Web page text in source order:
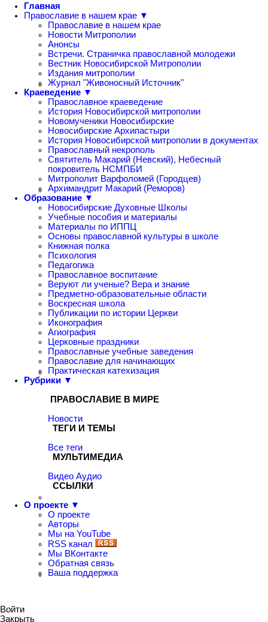
Главная
Православие в нашем крае ▼
Православие в нашем крае
Новости Митрополии
Анонсы
Встречи. Страничка православной молодежи
Вестник Новосибирской Митрополии
Издания митрополии
Журнал "Живоносный Источник"
Краеведение ▼
Православное краеведение
История Новосибирской митрополии
Новомученики Новосибирские
Новосибирские Архипастыри
История Новосибирской митрополии в документах
Православный некрополь
Святитель Макарий (Невский), Небесный
покровитель НСМПБИ
Митрополит Варфоломей (Городцев)
Архимандрит Макарий (Реморов)
Образование ▼
Новосибирские Духовные Школы
Учебные пособия и материалы
Материалы по ИППЦ
Основы православной культуры в школе
Книжная полка
Психология
Педагогика
Православное воспитание
Веруют ли ученые? Вера и знание
Предметно-образовательные области
Воскресная школа
Публикации по истории Церкви
Иконография
Агиография
Церковные праздники
Православные учебные заведения
Православие для начинающих
Практическая катехизация
Рубрики ▼
ПРАВОСЛАВИЕ В МИРЕ
Новости
ТЕГИ И ТЕМЫ
Все теги
МУЛЬТИМЕДИА
Видео Аудио
ССЫЛКИ
О проекте ▼
О проекте
Авторы
Мы на YouTube
RSS канал
Мы ВКонтакте
Обратная связь
Ваша поддержка
Войти
Закрыть